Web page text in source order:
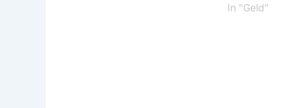
In "Geld"